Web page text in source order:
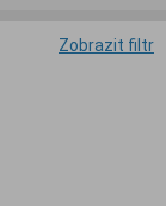
Zobrazit filtr